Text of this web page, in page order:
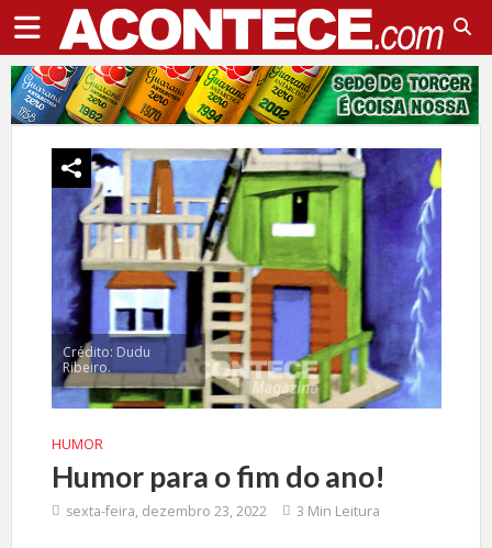
Crédito: Dudu
Ribeiro.
HUMOR
Humor para o fim do ano!
sexta-feira, dezembro 23, 2022 3 Min Leitura